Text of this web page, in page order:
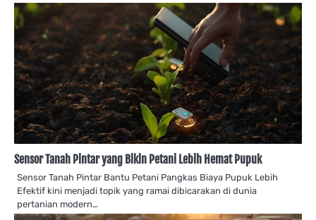
Sensor Tanah Pintar yang Bikin Petani Lebih Hemat Pupuk
Sensor Tanah Pintar Bantu Petani Pangkas Biaya Pupuk Lebih
Efektif kini menjadi topik yang ramai dibicarakan di dunia
pertanian modern…